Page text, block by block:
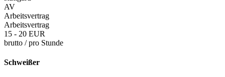
AV
Arbeitsvertrag
Arbeitsvertrag
15 - 20 EUR
brutto /pro Stunde
Schweißer